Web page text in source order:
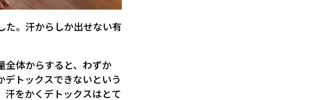
た。汗からしか出せない有
全体からすると、わずか
トックスできないという
汗をかくデトックスはとて
る方へ